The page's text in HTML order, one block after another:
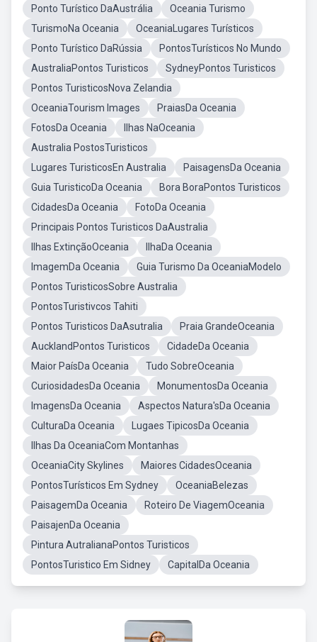
Ponto Turístico DaAustrália
Oceania Turismo
TurismoNa Oceania
OceaniaLugares Turísticos
Ponto Turístico DaRússia
PontosTurísticos No Mundo
AustraliaPontos Turisticos
SydneyPontos Turisticos
Pontos TuristicosNova Zelandia
OceaniaTourism Images
PraiasDa Oceania
FotosDa Oceania
Ilhas NaOceania
Australia PostosTuristicos
Lugares TuristicosEn Australia
PaisagensDa Oceania
Guia TuristicoDa Oceania
Bora BoraPontos Turisticos
CidadesDa Oceania
FotoDa Oceania
Principais Pontos Turisticos DaAustralia
Ilhas ExtinçãoOceania
IlhaDa Oceania
ImagemDa Oceania
Guia Turismo Da OceaniaModelo
Pontos TuristicosSobre Australia
PontosTuristivcos Tahiti
Pontos Turisticos DaAsutralia
Praia GrandeOceania
AucklandPontos Turisticos
CidadeDa Oceania
Maior PaísDa Oceania
Tudo SobreOceania
CuriosidadesDa Oceania
MonumentosDa Oceania
ImagensDa Oceania
Aspectos Natura'sDa Oceania
CulturaDa Oceania
Lugaes TipicosDa Oceania
Ilhas Da OceaniaCom Montanhas
OceaniaCity Skylines
Maiores CidadesOceania
PontosTurísticos Em Sydney
OceaniaBelezas
PaisagemDa Oceania
Roteiro De ViagemOceania
PaisajenDa Oceania
Pintura AutralianaPontos Turisticos
PontosTuristico Em Sidney
CapitalDa Oceania